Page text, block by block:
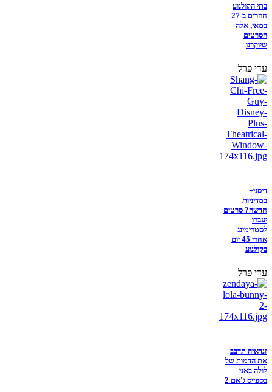
בתי הקולנוע
חוזרים ב-27
במאי, אלה
הסרטים
שיוקרנו
עדי פרל
דיסני+
במדיניות
חדשה? סרטים
יעברו
לסטרימינג
אחרי 45 יום
בקולנוע
עדי פרל
זנדאיה תדבב
את הדמות של
לולה באני
בספייס ג'אם 2